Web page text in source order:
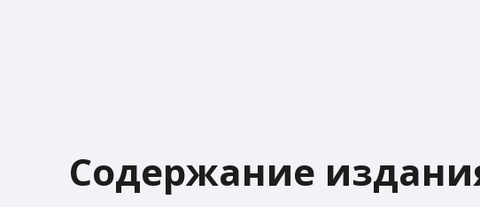
Содержание